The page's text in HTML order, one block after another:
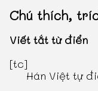
Chú thích,
Viết tắt từ điển
[tc]
Hán Việt tự